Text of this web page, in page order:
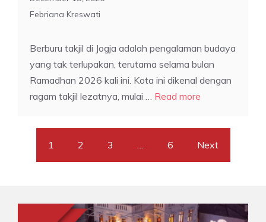
Febriana Kreswati
Berburu takjil di Jogja adalah pengalaman budaya
yang tak terlupakan, terutama selama bulan
Ramadhan 2026 kali ini. Kota ini dikenal dengan
ragam takjil lezatnya, mulai … Read more
1 2 3 6 Next